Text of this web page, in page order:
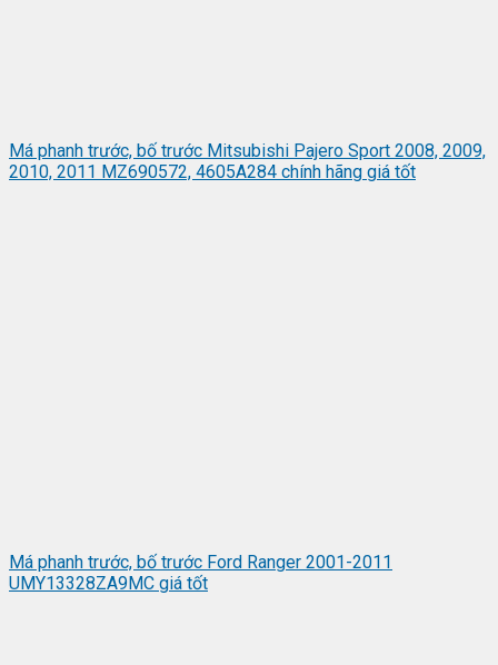
Má phanh trước, bố trước Mitsubishi Pajero Sport 2008, 2009,
2010, 2011 MZ690572, 4605A284 chính hãng giá tốt
Má phanh trước, bố trước Ford Ranger 2001-2011
UMY13328ZA9MC giá tốt